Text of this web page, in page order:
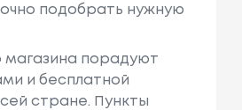
подобрать нужную
магазина порадуют
и бесплатной
стране. Пункты